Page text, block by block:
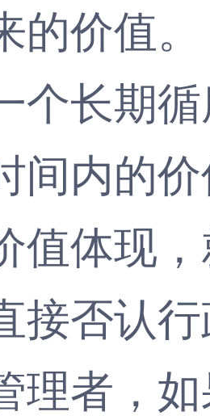
价值。
长期循
内的价
体现，
否认行
者，如